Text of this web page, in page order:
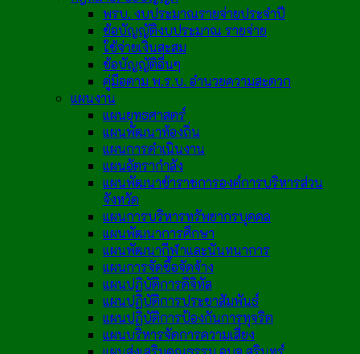
พรบ. งบประมาณรายจ่ายประจำปี
ข้อบัญญัติงบประมาณ รายจ่าย
ใช้จ่ายเงินสะสม
ข้อบัญญัติอื่นๆ
คู่มือตาม พ.ร.บ. อำนวยความสะดวก
แผนงาน
แผนยุทธศาสตร์
แผนพัฒนาท้องถิ่น
แผนการดำเนินงาน
แผนอัตรากำลัง
แผนพัฒนาข้าราชการองค์การบริหารส่วน
จังหวัด
แผนการบริหารทรัพยากรบุคคล
แผนพัฒนาการศึกษา
แผนพัฒนากีฬาและนันทนาการ
แผนการจัดซื้อจัดจ้าง
แผนปฏิบัติการดิจิทัล
แผนปฏิบัติการประชาสัมพันธ์
แผนปฏิบัติการป้องกันการทุจริต
แผนบริหารจัดการความเสี่ยง